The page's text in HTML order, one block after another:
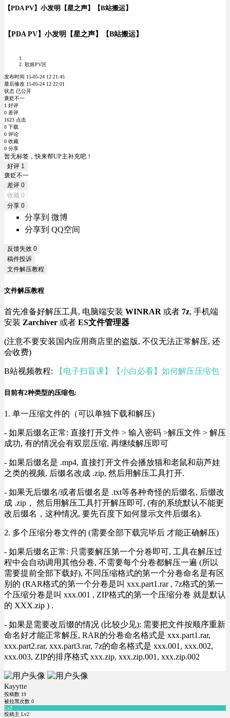
【PDA PV】小发明【星之声】【B站搬运】
【PDA PV】小发明【星之声】【B站搬运】
歌姬PV区
发布时间 15-05-24 12:21:45
最后修改 15-05-24 12:22:01
状态 已公开
褒贬不一
1 好评
0 差评
1623 点击
0 下载
0 评论
0 收藏
0 分享
暂无标签，快来帮UP主补充吧！
好评 1
褒贬不一
差评 0
收藏 0
分享 0
分享到 微博
分享到 QQ空间
反馈失效 0
稿件投诉
文件解压教程
文件解压教程
首先准备好解压工具, 电脑端安装 WINRAR 或者 7z, 手机端
安装 Zarchiver 或者 ES文件管理器
(注意不要安装国内应用商店里的盗版, 不仅无法正常解压, 还
会收费)
B站视频教程: 【电子扫盲课】【小白必看】如何解压压缩包
目前有2种类型的压缩包:
1. 单一压缩文件的（可以单独下载和解压)
- 如果后缀名正常: 直接打开文件 > 输入密码 >解压文件 > 解压
成功, 有的情况会有双层压缩, 再继续解压即可
- 如果后缀名是 .mp4, 直接打开文件会播放猫和老鼠和葫芦娃
之类的视频, 后缀名改成 .zip, 然后用解压工具打开.
- 如果无后缀名/或者后缀名是 .txt等各种奇怪的后缀名, 后缀改
成 .zip， 然后用解压工具打开解压即可, (有的系统默认不能更
改后缀名，这种情况, 要先百度下如何显示文件后缀名).
2. 多个压缩分卷文件的 (需要全部下载完毕后 才能正确解压)
- 如果后缀名正常: 只需要解压第一个分卷即可, 工具在解压过
程中会自动调用其他分卷, 不需要每个分卷都解压一遍 (所以
需要提前全部下载好), 不同压缩格式的第一个分卷命名是有区
别的 (RAR格式的第一个分卷是叫 xxx.part1.rar , 7z格式的第一
个压缩分卷是叫 xxx.001 , ZIP格式的第一个压缩分卷 就是默认
的 XXX.zip ) .
- 如果是需要改后缀的情况 (比较少见): 需要把文件按顺序重新
命名好才能正常解压, RAR的分卷命名格式是 xxx.part1.rar,
xxx.part2.rar, xxx.part3.rar, 7z的命名格式是 xxx.001, xxx.002,
xxx.003, ZIP的排序格式 xxx.zip, xxx.zip.001, xxx.zip.002
Kayytte
投稿数 19
被拉黑次数 0
Lv2
投稿主 Lv2